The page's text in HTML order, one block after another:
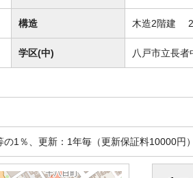
構造 木造2階建 2
学区(中) 八戸市立長者
1％、更新：1年毎（更新保証料10000円）